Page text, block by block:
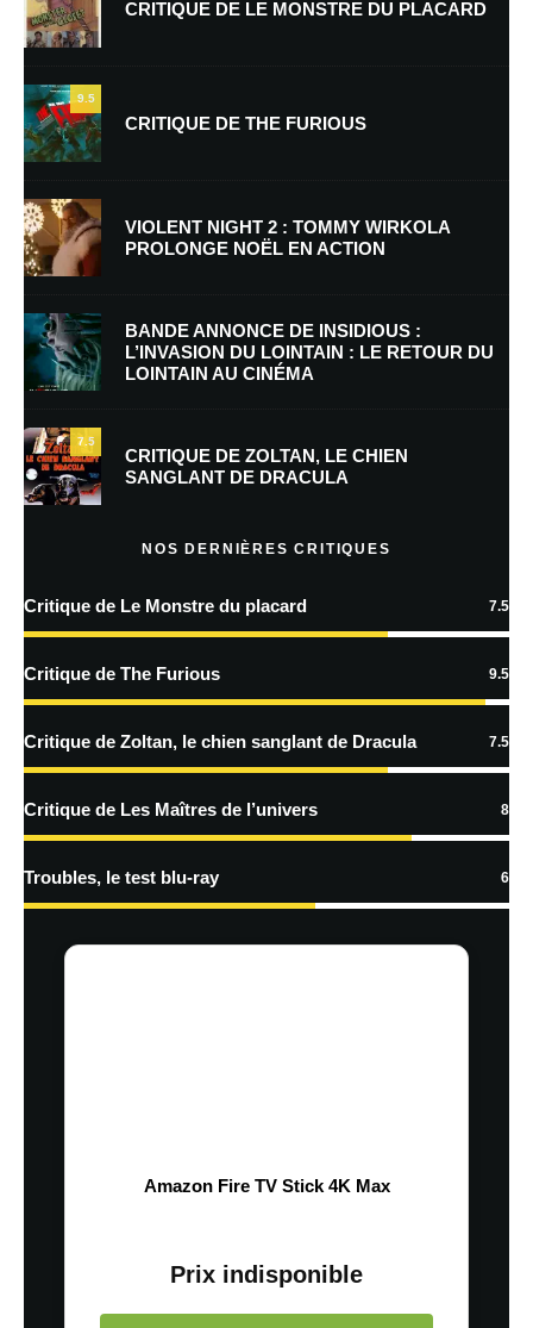
Nom*
E-mail *
Enregistrer mon nom, mon e-mail et mon site dans le navigateur pour
mon prochain commentaire.
plus sur la façon dont les données de vos commentaires sont
CRITIQUE DE LE MONSTRE DU PLACARD
9.5
CRITIQUE DE THE FURIOUS
VIOLENT NIGHT 2 : TOMMY WIRKOLA
PROLONGE NOËL EN ACTION
BANDE ANNONCE DE INSIDIOUS :
L’INVASION DU LOINTAIN : LE RETOUR DU
LOINTAIN AU CINÉMA
7.5
CRITIQUE DE ZOLTAN, LE CHIEN
SANGLANT DE DRACULA
NOS DERNIÈRES CRITIQUES
Critique de Le Monstre du placard 7.5
Critique de The Furious 9.5
Critique de Zoltan, le chien sanglant de Dracula 7.5
Critique de Les Maîtres de l’univers 8
Troubles, le test blu-ray 6
Amazon Fire TV Stick 4K Max
Prix indisponible